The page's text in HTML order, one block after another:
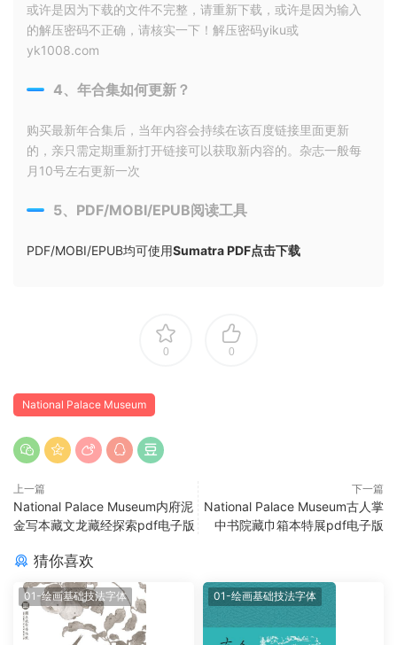
或许是因为下载的文件不完整，请重新下载，或许是因为输入
的解压密码不正确，请核实一下！解压密码yiku或
yk1008.com
4、年合集如何更新？
购买最新年合集后，当年内容会持续在该百度链接里面更新
的，亲只需定期重新打开链接可以获取新内容的。杂志一般每
月10号左右更新一次
5、PDF/MOBI/EPUB阅读工具
PDF/MOBI/EPUB均可使用Sumatra PDF点击下载
0 0
National Palace Museum
上一篇
National Palace Museum内府泥
金写本藏文龙藏经探索pdf电子版
下一篇
National Palace Museum古人掌
中书院藏巾箱本特展pdf电子版
猜你喜欢
01-绘画基础技法字体 01-绘画基础技法字体